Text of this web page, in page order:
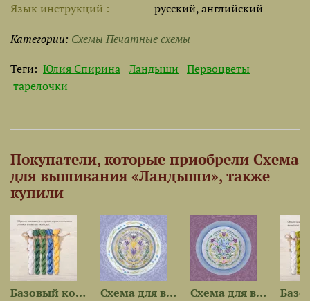
Язык инструкций
русский, английский
Категории: Схемы Печатные схемы
Теги: Юлия Спирина Ландыши Первоцветы
тарелочки
Покупатели, которые приобрели Схема
для вышивания «Ландыши», также
купили
Базовый комплект ниток для... Схема для вышивания «Крокусы» Схема для вышивания «Мускари»